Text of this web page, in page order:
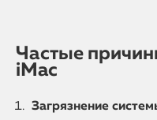
Частые
iMac
Загрязнение